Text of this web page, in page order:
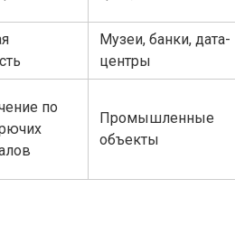
Музеи, банки, дата-
центры
по
Промышленные
объекты